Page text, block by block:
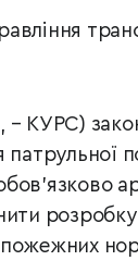
КУРС)
пожежних